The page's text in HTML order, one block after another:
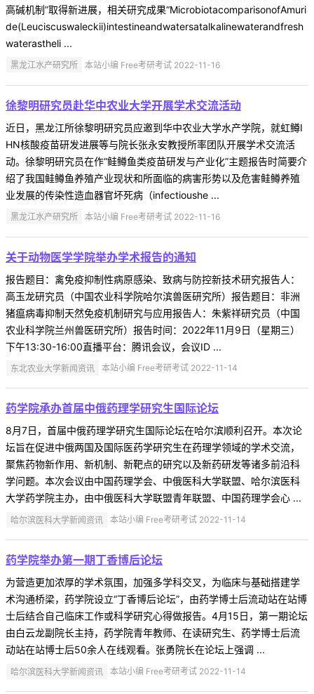
高碱机制”取得新进展，相关研究成果“MicrobiotacomparisonofAmuri
de(Leuciscuswaleckii)intestineandwatersatalkalinewaterandfresh
waterastheli ...
黑龙江水产研究所 本站小编 Free考研考试 2022-11-16
徐黎明研究员赴华中农业大学开展学术交流活动
近日，黑龙江所徐黎明研究员应邀到华中农业大学水产学院，就虹鳟I
HN核酸疫苗研发进展等与院长张永安教授所率团队开展学术交流活
动。徐黎明研究员在作“鲑鳟鱼类疫苗研发与产业化”主题报告时简要介
绍了我国鲑鳟鱼养殖产业现状和所面临的病害形势以及危害鲑鳟养殖
业发展的传染性造血器官坏死病（infectioushe ...
黑龙江水产研究所 本站小编 Free考研考试 2022-11-16
关于动物医学学院举办学术报告的通知
报告题目：禽免疫抑制性病原感染、致病与防控新技术研究报告人：
高玉龙研究员（中国农业科学院哈尔滨兽医研究所）报告题目：非洲
猪瘟病毒抑制天然免疫机制研究与应用报告人：朱紫祥研究员（中国
农业科学院兰州兽医研究所）报告时间：2022年11月9日（星期三）
下午13:30-16:00直播平台：腾讯会议，会议ID ...
东北农业大学新闻资讯 本站小编 Free考研考试 2022-11-14
药学院承办首届中俄药理学研究生国际论坛
8月7日，首届中俄药理学研究生国际论坛在哈尔滨顺利召开。本次论
坛旨在促进中俄两国及国际医药学研究生在药理学领域的学术交流，
聚焦药物新作用、新机制、新靶点的研究以及新药研发等诸多前沿科
学问题。本次会议由中国药理学会、中俄医科大学联盟、哈尔滨医科
大学药学院主办，由中俄医科大学联盟青年联盟、中国药理学会心 ...
哈尔滨医科大学新闻资讯 本站小编 Free考研考试 2022-11-14
药学院举办第一期丁香博后论坛
为营造更加浓厚的学术氛围，加强多学科交叉，为临床与基础搭建学
术沟通桥梁，药学院设立“丁香博后论坛”，由药学博士后流动站在站博
士后结合自己临床工作或科学研究心得做报告。4月15日，第一期论坛
由白云龙副院长主持，药学院青年教师、在读研究生、药学博士后流
动站在站博士后50余人在线观看。张勇院长在论坛上强调 ...
哈尔滨医科大学新闻资讯 本站小编 Free考研考试 2022-11-14